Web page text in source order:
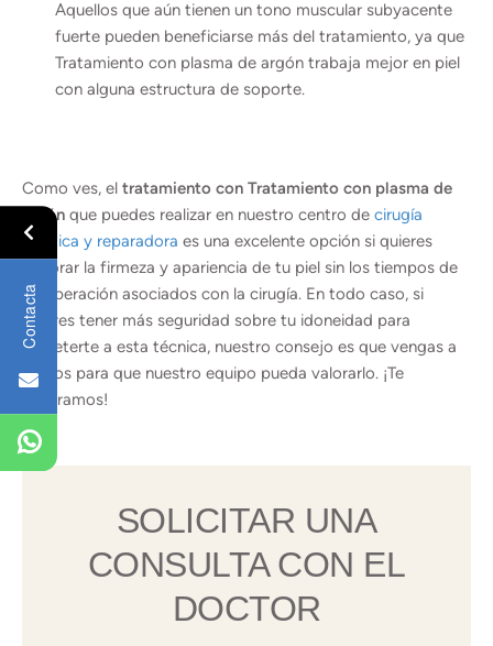
Aquellos que aún tienen un tono muscular subyacente
fuerte pueden beneficiarse más del tratamiento, ya que
Tratamiento con plasma de argón trabaja mejor en piel
con alguna estructura de soporte.
Como ves, el tratamiento con Tratamiento con plasma de
argón que puedes realizar en nuestro centro de cirugía
plástica y reparadora es una excelente opción si quieres
mejorar la firmeza y apariencia de tu piel sin los tiempos de
recuperación asociados con la cirugía. En todo caso, si
quieres tener más seguridad sobre tu idoneidad para
someterte a esta técnica, nuestro consejo es que vengas a
vernos para que nuestro equipo pueda valorarlo. ¡Te
esperamos!
SOLICITAR UNA
CONSULTA CON EL
DOCTOR
Contacta